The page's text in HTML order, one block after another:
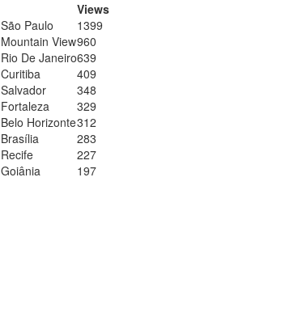
Views
São Paulo
1399
Mountain View960
Rio De Janeiro639
Curitiba
409
Salvador
348
Fortaleza
329
Belo Horizonte312
Brasília
283
Recife
227
Goiânia
197